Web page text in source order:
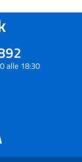
alle 18:30